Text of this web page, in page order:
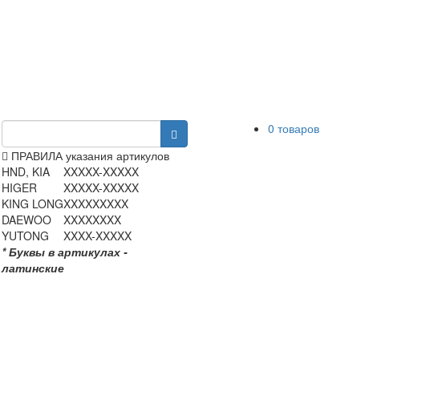
ПРАВИЛА указания артикулов
HND, KIA
XXXXX-XXXXX
HIGER
XXXXX-XXXXX
KING LONGXXXXXXXXX
DAEWOO
XXXXXXXX
YUTONG
XXXX-XXXXX
* Буквы в артикулах -
латинские
0 товаров